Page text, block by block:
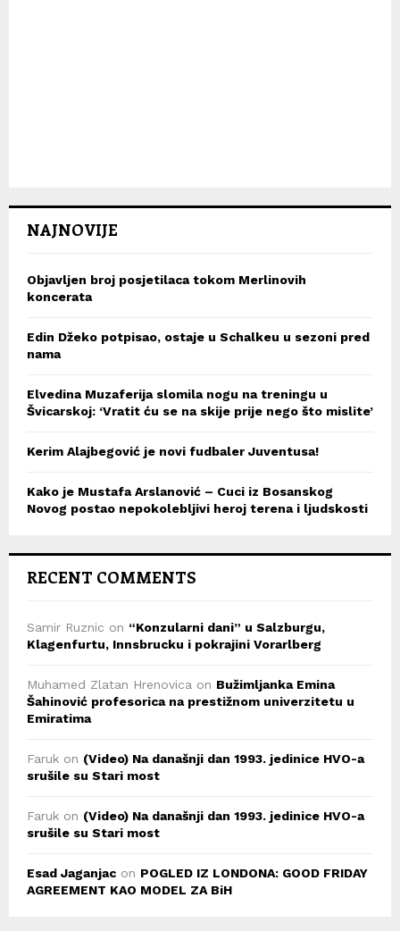
NAJNOVIJE
Objavljen broj posjetilaca tokom Merlinovih
koncerata
Edin Džeko potpisao, ostaje u Schalkeu u sezoni pred
nama
Elvedina Muzaferija slomila nogu na treningu u
Švicarskoj: ‘Vratit ću se na skije prije nego što mislite’
Kerim Alajbegović je novi fudbaler Juventusa!
Kako je Mustafa Arslanović – Cuci iz Bosanskog
Novog postao nepokolebljivi heroj terena i ljudskosti
RECENT COMMENTS
Samir Ruznic on “Konzularni dani” u Salzburgu,
Klagenfurtu, Innsbrucku i pokrajini Vorarlberg
Muhamed Zlatan Hrenovica on Bužimljanka Emina
Šahinović profesorica na prestižnom univerzitetu u
Emiratima
Faruk on (Video) Na današnji dan 1993. jedinice HVO-a
srušile su Stari most
Faruk on (Video) Na današnji dan 1993. jedinice HVO-a
srušile su Stari most
Esad Jaganjac on POGLED IZ LONDONA: GOOD FRIDAY
AGREEMENT KAO MODEL ZA BiH